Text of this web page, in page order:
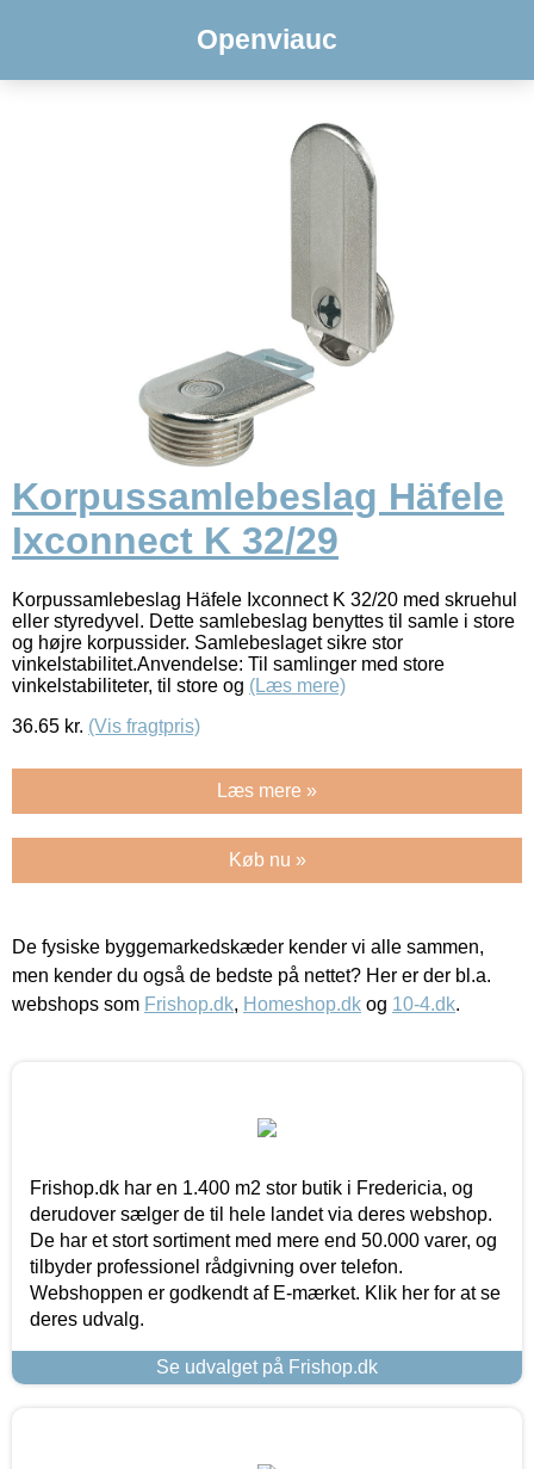
Openviauc
Korpussamlebeslag Häfele
Ixconnect K 32/29
Korpussamlebeslag Häfele Ixconnect K 32/20 med skruehul
eller styredyvel. Dette samlebeslag benyttes til samle i store
og højre korpussider. Samlebeslaget sikre stor
vinkelstabilitet.Anvendelse: Til samlinger med store
vinkelstabiliteter, til store og (Læs mere)
36.65 kr. (Vis fragtpris)
Læs mere »
Køb nu »
De fysiske byggemarkedskæder kender vi alle sammen,
men kender du også de bedste på nettet? Her er der bl.a.
webshops som Frishop.dk, Homeshop.dk og 10-4.dk.
Frishop.dk har en 1.400 m2 stor butik i Fredericia, og
derudover sælger de til hele landet via deres webshop.
De har et stort sortiment med mere end 50.000 varer, og
tilbyder professionel rådgivning over telefon.
Webshoppen er godkendt af E-mærket. Klik her for at se
deres udvalg.
Se udvalget på Frishop.dk